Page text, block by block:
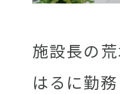
施設長の
はるに勤